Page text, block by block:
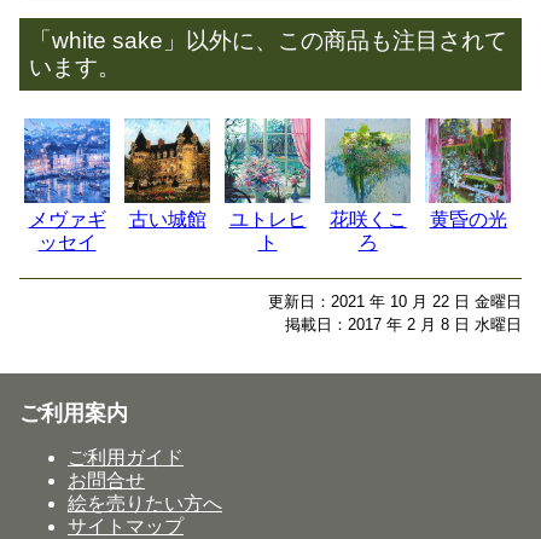
「white sake」以外に、この商品も注目されて
います。
メヴァギ
ッセイ
古い城館
ユトレヒ
ト
花咲くこ
ろ
黄昏の光
更新日：2021 年 10 月 22 日 金曜日
掲載日：2017 年 2 月 8 日 水曜日
ご利用案内
ご利用ガイド
お問合せ
絵を売りたい方へ
サイトマップ